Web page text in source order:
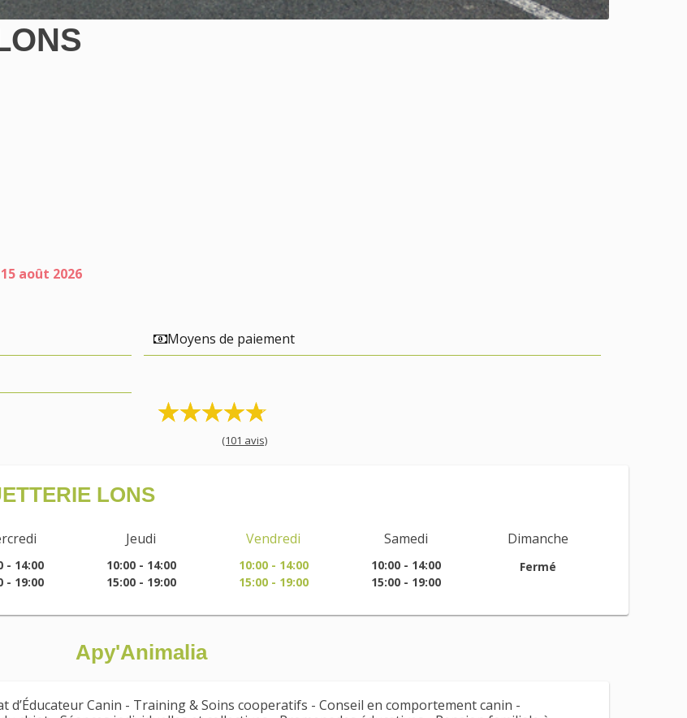
août 2026
Moyens de paiement
(101 avis)
LONS
- 14:00
- 19:00
Jeudi
10:00 - 14:00
15:00 - 19:00
Vendredi
10:00 - 14:00
15:00 - 19:00
Samedi
10:00 - 14:00
15:00 - 19:00
Dimanche
Fermé
Apy'Animalia
d’Éducateur Canin - Training & Soins cooperatifs - Conseil en comportement canin -